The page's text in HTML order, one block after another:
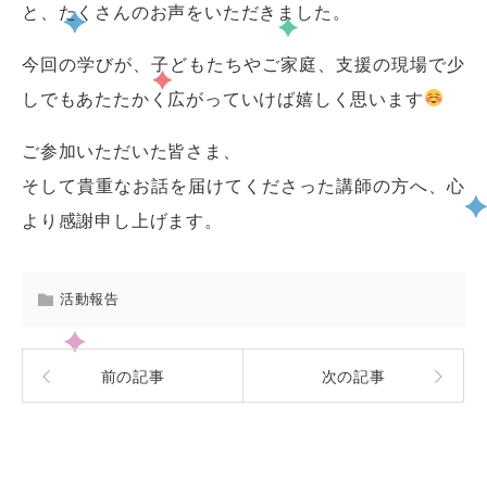
と、たくさんのお声をいただきました。
今回の学びが、子どもたちやご家庭、支援の現場で少
しでもあたたかく広がっていけば嬉しく思います
ご参加いただいた皆さま、
そして貴重なお話を届けてくださった講師の方へ、心
より感謝申し上げます。
活動報告
前の記事 次の記事